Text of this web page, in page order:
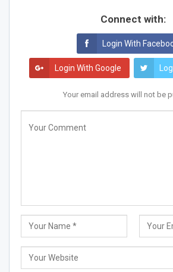
Connect with:
Login With
Login With Google
Your email address will not be